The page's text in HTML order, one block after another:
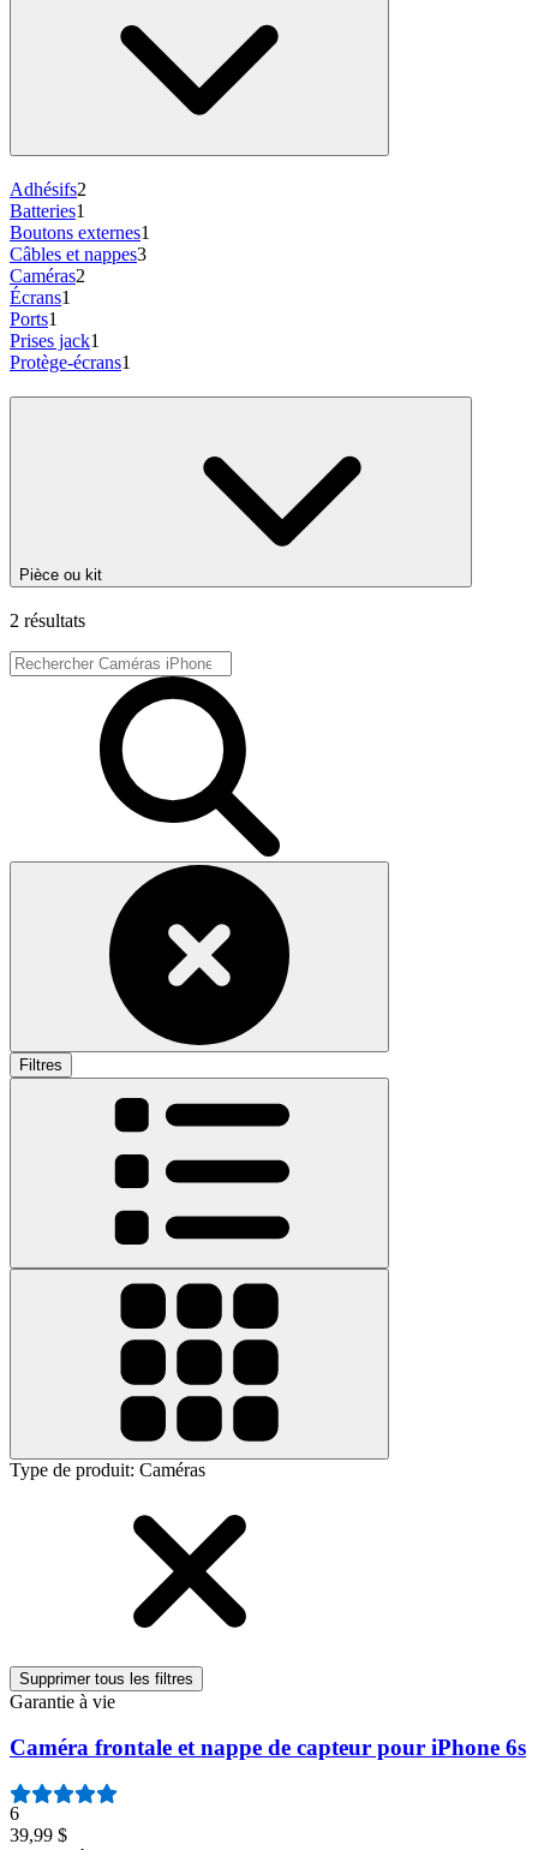
Adhésifs2
Batteries1
Boutons externes1
Câbles et nappes3
Caméras2
Écrans1
Ports1
Prises jack1
Protège-écrans1
Pièce ou kit
2 résultats
Filtres
Type de produit: Caméras
Supprimer tous les filtres
Garantie à vie
Caméra frontale et nappe de capteur pour iPhone 6s
6
39,99 $